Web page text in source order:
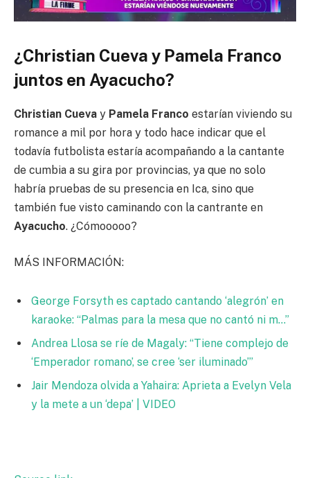
¿Christian Cueva y Pamela Franco
juntos en Ayacucho?
Christian Cueva y Pamela Franco estarían viviendo su
romance a mil por hora y todo hace indicar que el
todavía futbolista estaría acompañando a la cantante
de cumbia a su gira por provincias, ya que no solo
habría pruebas de su presencia en Ica, sino que
también fue visto caminando con la cantrante en
Ayacucho. ¿Cómooooo?
MÁS INFORMACIÓN:
George Forsyth es captado cantando ‘alegrón’ en
karaoke: “Palmas para la mesa que no cantó ni m…”
Andrea Llosa se ríe de Magaly: “Tiene complejo de
‘Emperador romano’, se cree ‘ser iluminado’”
Jair Mendoza olvida a Yahaira: Aprieta a Evelyn Vela
y la mete a un ‘depa’ | VIDEO